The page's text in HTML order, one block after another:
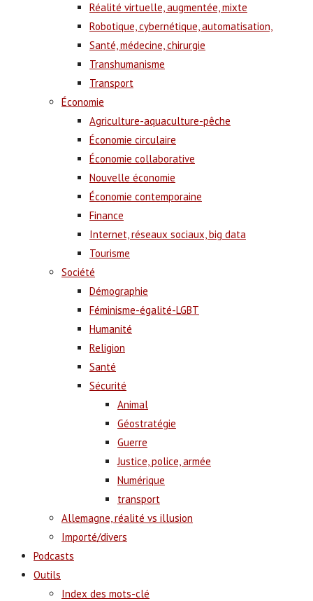
Réalité virtuelle, augmentée, mixte
Robotique, cybernétique, automatisation,
Santé, médecine, chirurgie
Transhumanisme
Transport
Économie
Agriculture-aquaculture-pêche
Économie circulaire
Économie collaborative
Nouvelle économie
Économie contemporaine
Finance
Internet, réseaux sociaux, big data
Tourisme
Société
Démographie
Féminisme-égalité-LGBT
Humanité
Religion
Santé
Sécurité
Animal
Géostratégie
Guerre
Justice, police, armée
Numérique
transport
Allemagne, réalité vs illusion
Importé/divers
Podcasts
Outils
Index des mots-clé